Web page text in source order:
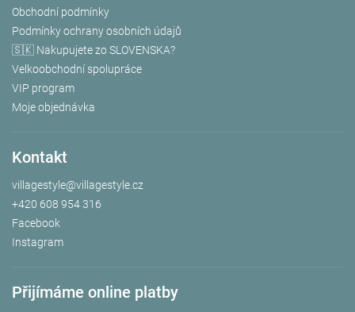
Obchodní podmínky
Podmínky ochrany osobních údajů
🇸🇰 Nakupujete zo SLOVENSKA?
Velkoobchodní spolupráce
VIP program
Moje objednávka
Kontakt
villagestyle@villagestyle.cz
+420 608 954 316
Facebook
Instagram
Přijímáme online platby